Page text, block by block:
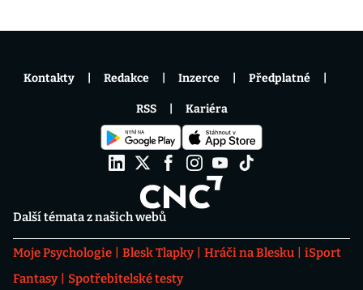
Další témata z našich webů
Moje Psychologie Blesk Tlapky Hráči na Blesku
iSport
Fantasy
Spotřebitelské testy
Kontakty Redakce Inzerce Předplatné
RSS Kariéra